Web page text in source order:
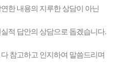
한 내용의 지루한 상담이 아닌
적 답안의 상담으로 돕겠습니다.
참고하고 인지하여 말씀드리며